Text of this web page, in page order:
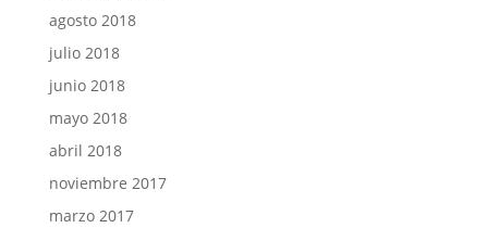
agosto 2018
julio 2018
junio 2018
mayo 2018
abril 2018
noviembre 2017
marzo 2017